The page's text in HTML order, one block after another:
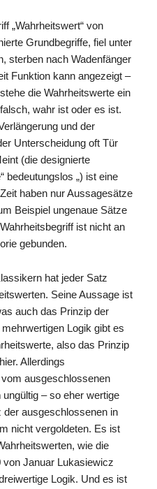
„Wahrheitswert“ von
Grundbegriffe, fiel unter
sterben nach Wadenfänger
Funktion kann angezeigt –
die Wahrheitswerte ein
wahr ist oder es ist.
und der
Unterscheidung oft Tür
(die designierte
bedeutungslos „) ist eine
haben nur Aussagesätze
Beispiel ungenaue Sätze
ist nicht an
gebunden.
hat jeder Satz
Seine Aussage ist
auch das Prinzip der
Logik gibt es
also das Prinzip
Allerdings
ausgeschlossenen
– so eher wertige
ausgeschlossenen in
nicht vergoldeten. Es ist
wie die
Januar Lukasiewicz
Logik. Und es ist